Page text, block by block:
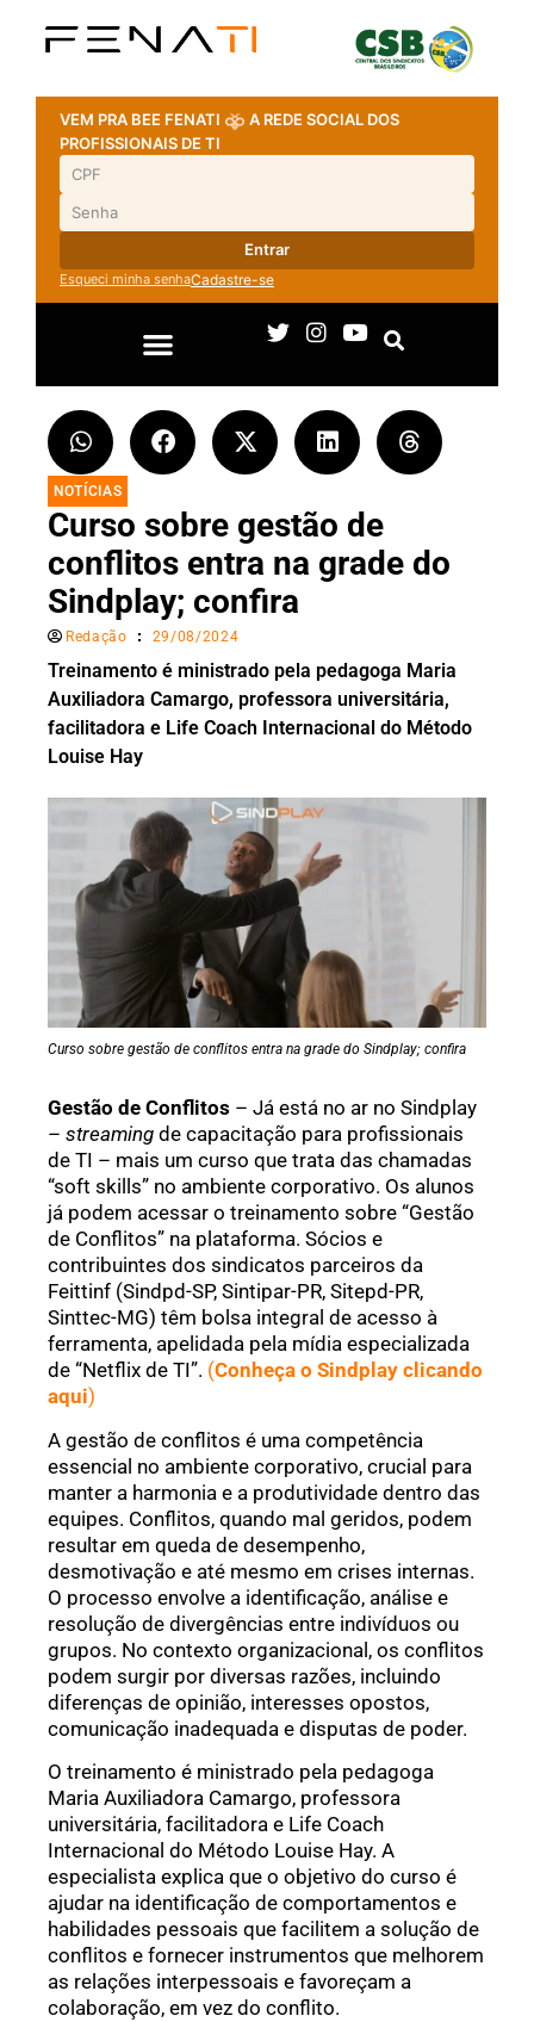
VEM PRA BEE FENATI
A REDE SOCIAL DOS
PROFISSIONAIS DE TI
Entrar
Esqueci minha senhaCadastre-se
NOTÍCIAS
Curso sobre gestão de
conflitos entra na grade do
Sindplay; confira
Redação 29/08/2024
Treinamento é ministrado pela pedagoga Maria
Auxiliadora Camargo, professora universitária,
facilitadora e Life Coach Internacional do Método
Louise Hay
Curso sobre gestão de conflitos entra na grade do Sindplay; confira
Gestão de Conflitos – Já está no ar no Sindplay
– streaming de capacitação para profissionais
de TI – mais um curso que trata das chamadas
“soft skills” no ambiente corporativo. Os alunos
já podem acessar o treinamento sobre “Gestão
de Conflitos” na plataforma. Sócios e
contribuintes dos sindicatos parceiros da
Feittinf (Sindpd-SP, Sintipar-PR, Sitepd-PR,
Sinttec-MG) têm bolsa integral de acesso à
ferramenta, apelidada pela mídia especializada
de “Netflix de TI”. (Conheça o Sindplay clicando
aqui)
A gestão de conflitos é uma competência
essencial no ambiente corporativo, crucial para
manter a harmonia e a produtividade dentro das
equipes. Conflitos, quando mal geridos, podem
resultar em queda de desempenho,
desmotivação e até mesmo em crises internas.
O processo envolve a identificação, análise e
resolução de divergências entre indivíduos ou
grupos. No contexto organizacional, os conflitos
podem surgir por diversas razões, incluindo
diferenças de opinião, interesses opostos,
comunicação inadequada e disputas de poder.
O treinamento é ministrado pela pedagoga
Maria Auxiliadora Camargo, professora
universitária, facilitadora e Life Coach
Internacional do Método Louise Hay. A
especialista explica que o objetivo do curso é
ajudar na identificação de comportamentos e
habilidades pessoais que facilitem a solução de
conflitos e fornecer instrumentos que melhorem
as relações interpessoais e favoreçam a
colaboração, em vez do conflito.